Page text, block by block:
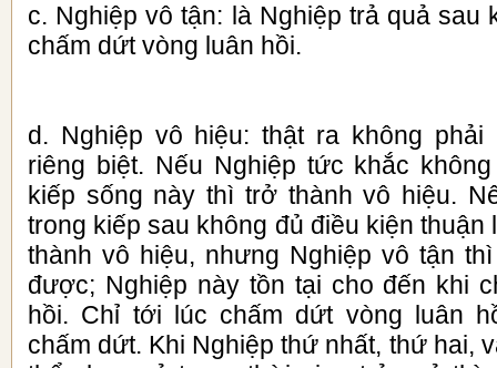
c. Nghiệp vô tận: là Nghiệp trả quả sau
chấm dứt vòng luân hồi.
d. Nghiệp vô hiệu: thật ra không phải
riêng biệt. Nếu Nghiệp tức khắc
kiếp sống này thì trở thành vô hiệu.
trong kiếp sau không đủ điều kiện
thành vô hiệu, nhưng Nghiệp vô tận
được; Nghiệp này tồn tại cho đến khi
hồi. Chỉ tới lúc chấm dứt vòng luân
chấm dứt. Khi Nghiệp thứ nhất, thứ hai,